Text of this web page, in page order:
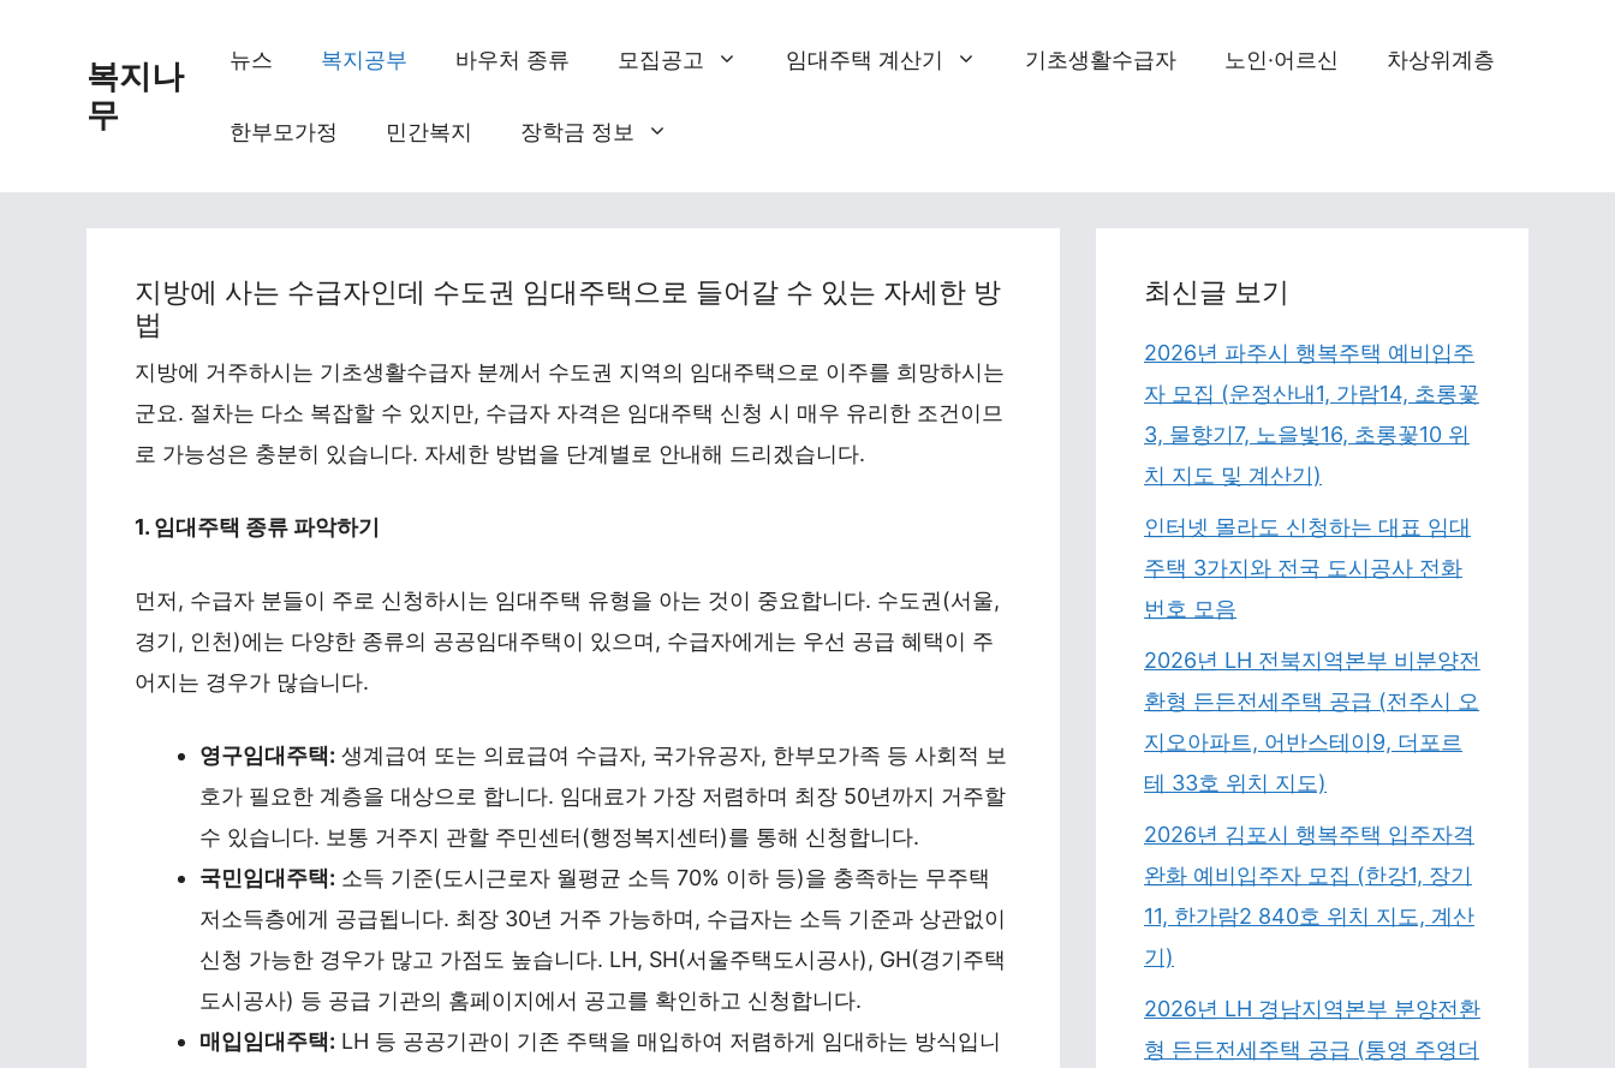
복지나
무
뉴스 복지공부 바우처 종류 모집공고 임대주택 계산기 기초생활수급자 노인·어르신 차상위계층
한부모가정 민간복지 장학금 정보
지방에 사는 수급자인데 수도권 임대주택으로 들어갈 수 있는 자세한 방
법
지방에 거주하시는 기초생활수급자 분께서 수도권 지역의 임대주택으로 이주를 희망하시는
군요. 절차는 다소 복잡할 수 있지만, 수급자 자격은 임대주택 신청 시 매우 유리한 조건이므
로 가능성은 충분히 있습니다. 자세한 방법을 단계별로 안내해 드리겠습니다.
1. 임대주택 종류 파악하기
먼저, 수급자 분들이 주로 신청하시는 임대주택 유형을 아는 것이 중요합니다. 수도권(서울,
경기, 인천)에는 다양한 종류의 공공임대주택이 있으며, 수급자에게는 우선 공급 혜택이 주
어지는 경우가 많습니다.
영구임대주택: 생계급여 또는 의료급여 수급자, 국가유공자, 한부모가족 등 사회적 보
호가 필요한 계층을 대상으로 합니다. 임대료가 가장 저렴하며 최장 50년까지 거주할
수 있습니다. 보통 거주지 관할 주민센터(행정복지센터)를 통해 신청합니다.
국민임대주택: 소득 기준(도시근로자 월평균 소득 70% 이하 등)을 충족하는 무주택
저소득층에게 공급됩니다. 최장 30년 거주 가능하며, 수급자는 소득 기준과 상관없이
신청 가능한 경우가 많고 가점도 높습니다. LH, SH(서울주택도시공사), GH(경기주택
도시공사) 등 공급 기관의 홈페이지에서 공고를 확인하고 신청합니다.
매입임대주택: LH 등 공공기관이 기존 주택을 매입하여 저렴하게 임대하는 방식입니
최신글 보기
2026년 파주시 행복주택 예비입주
자 모집 (운정산내1, 가람14, 초롱꽃
3, 물향기7, 노을빛16, 초롱꽃10 위
치 지도 및 계산기)
인터넷 몰라도 신청하는 대표 임대
주택 3가지와 전국 도시공사 전화
번호 모음
2026년 LH 전북지역본부 비분양전
환형 든든전세주택 공급 (전주시 오
지오아파트, 어반스테이9, 더포르
테 33호 위치 지도)
2026년 김포시 행복주택 입주자격
완화 예비입주자 모집 (한강1, 장기
11, 한가람2 840호 위치 지도, 계산
기)
2026년 LH 경남지역본부 분양전환
형 든든전세주택 공급 (통영 주영더